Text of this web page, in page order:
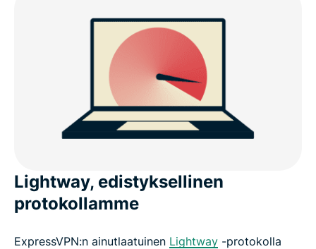
Lightway, edistyksellinen
protokollamme
ExpressVPN:n ainutlaatuinen Lightway -protokolla